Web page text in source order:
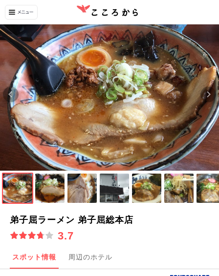
弟子屈ラーメン 弟子屈総本店
3.7
スポット情報 周辺のホテル